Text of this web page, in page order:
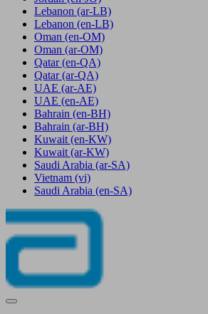
Lebanon (ar-LB)
Lebanon (en-LB)
Oman (en-OM)
Oman (ar-OM)
Qatar (en-QA)
Qatar (ar-QA)
UAE (ar-AE)
UAE (en-AE)
Bahrain (en-BH)
Bahrain (ar-BH)
Kuwait (en-KW)
Kuwait (ar-KW)
Saudi Arabia (ar-SA)
Vietnam (vi)
Saudi Arabia (en-SA)